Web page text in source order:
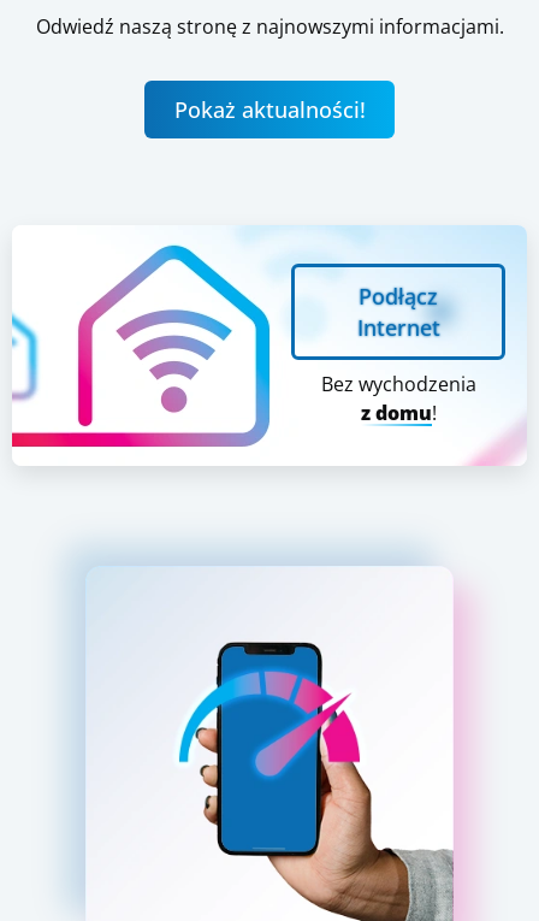
Odwiedź naszą stronę z najnowszymi informacjami.
Pokaż aktualności!
Podłącz
Internet
Bez wychodzenia
z domu!